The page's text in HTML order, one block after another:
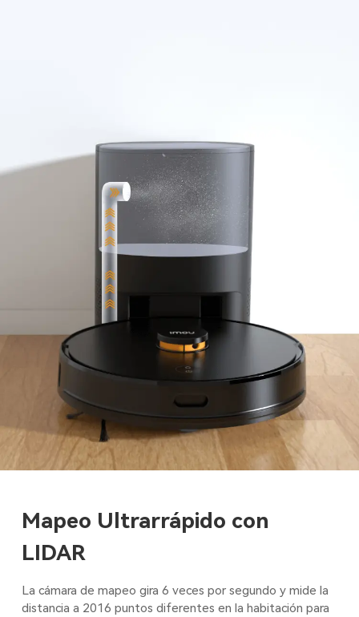
Mapeo Ultrarrápido con
LIDAR
La cámara de mapeo gira 6 veces por segundo y mide la
distancia a 2016 puntos diferentes en la habitación para